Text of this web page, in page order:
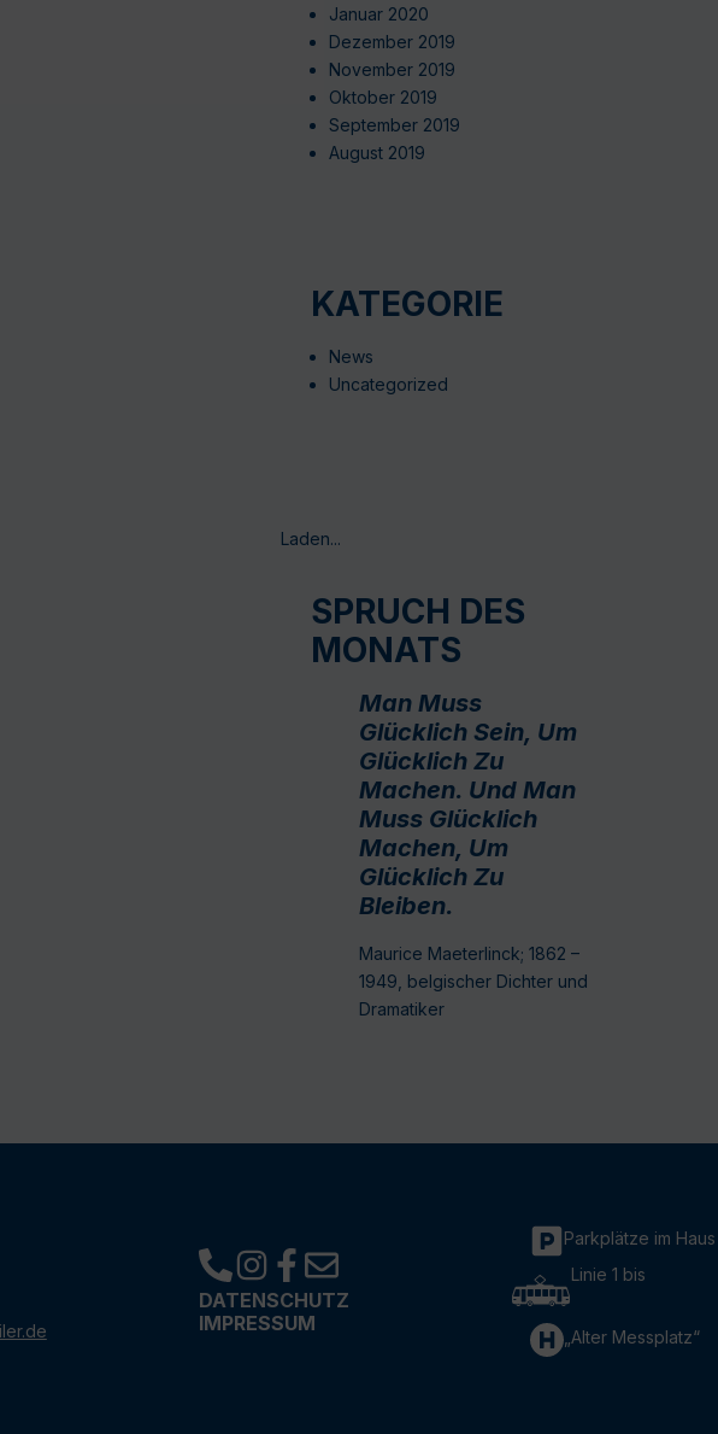
Januar 2020
Dezember 2019
November 2019
Oktober 2019
September 2019
August 2019
KATEGORIE
News
Uncategorized
Laden...
SPRUCH DES
MONATS
Man Muss
Glücklich Sein, Um
Glücklich Zu
Machen. Und Man
Muss Glücklich
Machen, Um
Glücklich Zu
Bleiben.
Maurice Maeterlinck; 1862 –
1949, belgischer Dichter und
Dramatiker
DATENSCHUTZ
IMPRESSUM
Parkplätze im Haus
Linie 1 bis
„Alter Messplatz“